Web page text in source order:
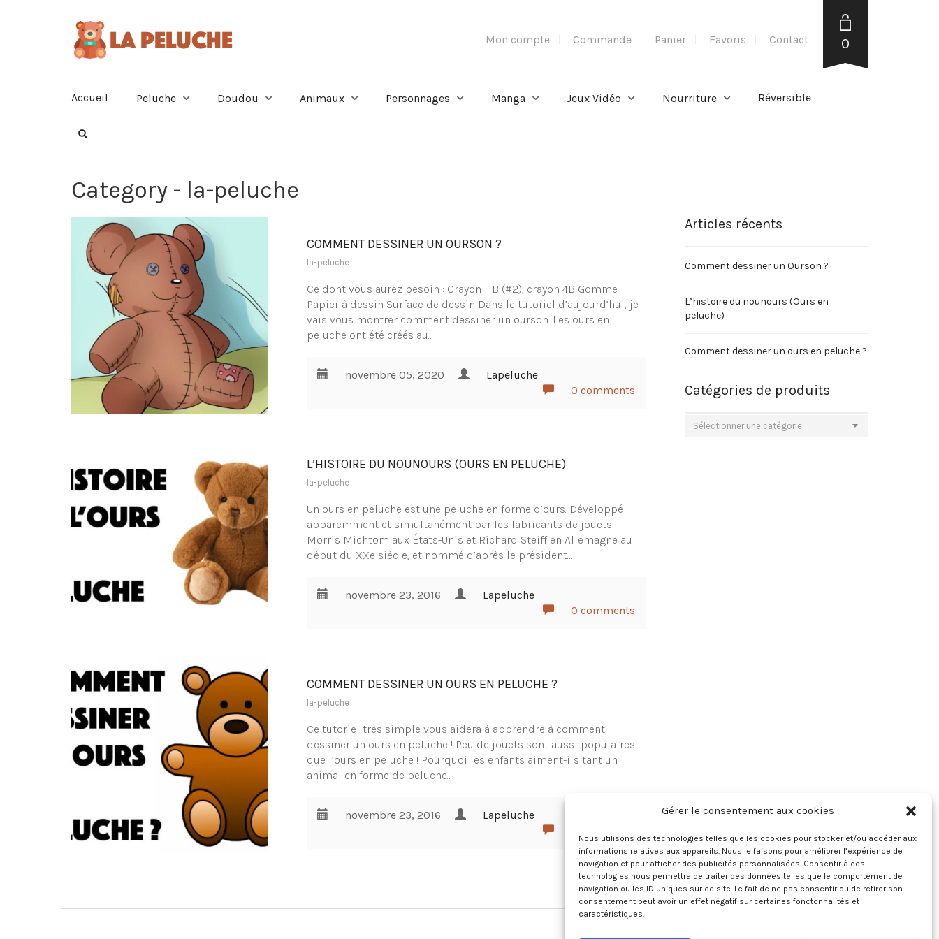
Gérer le consentement aux cookies
Nous utilisons des technologies telles que les cookies pour stocker et/ou accéder aux
informations relatives aux appareils. Nous le faisons pour améliorer l’expérience de
navigation et pour afficher des publicités personnalisées. Consentir à ces
technologies nous permettra de traiter des données telles que le comportement de
navigation ou les ID uniques sur ce site. Le fait de ne pas consentir ou de retirer son
consentement peut avoir un effet négatif sur certaines fonctonnalités et
caractéristiques.
Mon compte Commande Panier Favoris Contact 0
Accueil Peluche Doudou Animaux Personnages Manga Jeux Vidéo Nourriture Réversible
Category - la-peluche
COMMENT DESSINER UN OURSON ?
la-peluche
Ce dont vous aurez besoin : Crayon HB (#2), crayon 4B Gomme
Papier à dessin Surface de dessin Dans le tutoriel d’aujourd’hui, je
vais vous montrer comment dessiner un ourson. Les ours en
peluche ont été créés au…
novembre 05, 2020
Lapeluche
0 comments
L’HISTOIRE DU NOUNOURS (OURS EN PELUCHE)
la-peluche
Un ours en peluche est une peluche en forme d’ours. Développé
apparemment et simultanément par les fabricants de jouets
Morris Michtom aux États-Unis et Richard Steiff en Allemagne au
début du XXe siècle, et nommé d’après le président…
novembre 23, 2016
Lapeluche
0 comments
COMMENT DESSINER UN OURS EN PELUCHE ?
la-peluche
Ce tutoriel très simple vous aidera à apprendre à comment
dessiner un ours en peluche ! Peu de jouets sont aussi populaires
que l’ours en peluche ! Pourquoi les enfants aiment-ils tant un
animal en forme de peluche…
novembre 23, 2016
Lapeluche
Articles récents
Comment dessiner un Ourson ?
L’histoire du nounours (Ours en
peluche)
Comment dessiner un ours en peluche ?
Catégories de produits
Sélectionner une catégorie